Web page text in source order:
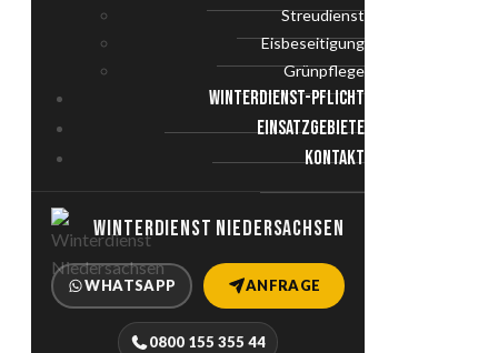
Streudienst
Eisbeseitigung
Grünpflege
WINTERDIENST-PFLICHT
EINSATZGEBIETE
KONTAKT
WINTERDIENST NIEDERSACHSEN
WHATSAPP ANFRAGE
0800 155 355 44